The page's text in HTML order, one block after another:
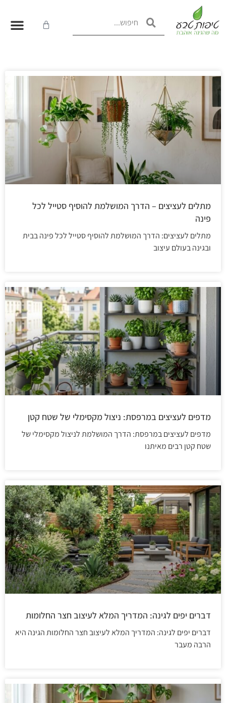
מתלים לעציצים – הדרך המושלמת להוסיף סטייל לכל
פינה
מתלים לעציצים: הדרך המושלמת להוסיף סטייל לכל פינה בבית
ובגינה בעולם עיצוב
מדפים לעציצים במרפסת: ניצול מקסימלי של שטח קטן
מדפים לעציצים במרפסת: הדרך המושלמת לניצול מקסימלי של
שטח קטן רבים מאיתנו
דברים יפים לגינה: המדריך המלא לעיצוב חצר החלומות
דברים יפים לגינה: המדריך המלא לעיצוב חצר החלומות הגינה היא
הרבה מעבר